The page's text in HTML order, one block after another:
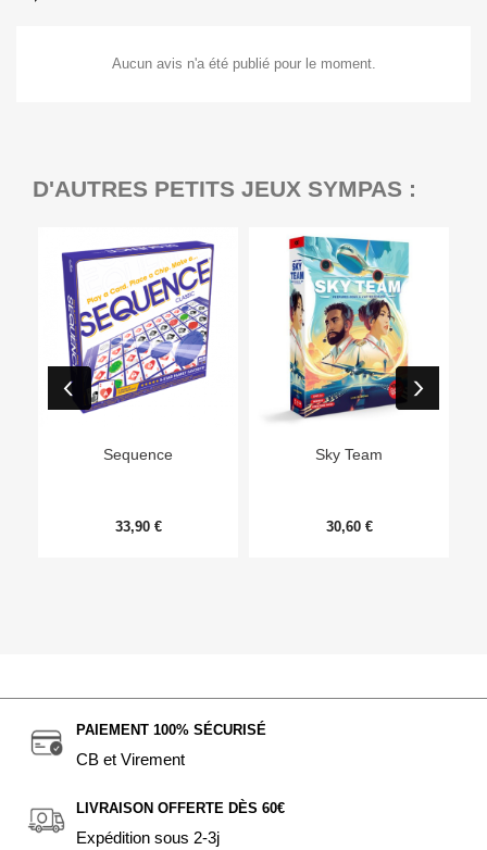
Aucun avis n'a été publié pour le moment.
D'AUTRES PETITS JEUX SYMPAS :
Sequence
33,90 €
Sky Team
30,60 €
PAIEMENT 100% SÉCURISÉ
CB et Virement
LIVRAISON OFFERTE DÈS 60€
Expédition sous 2-3j